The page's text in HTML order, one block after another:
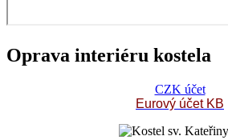
Oprava interiéru kostela
CZK účet
Eurový účet KB